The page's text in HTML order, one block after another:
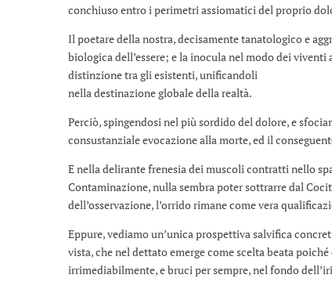
conchiuso entro i perimetri assiomatici del proprio
Il poetare della nostra, decisamente tanatologico e
biologica dell’essere; e la inocula nel modo dei
distinzione tra gli esistenti, unificandoli
nella destinazione globale della realtà.
Perciò, spingendosi nel più sordido del dolore, e
consustanziale evocazione alla morte, ed il
E nella delirante frenesia dei muscoli contratti nello
Contaminazione, nulla sembra poter sottrarre dal
dell’osservazione, l’orrido rimane come vera
Eppure, vediamo un’unica prospettiva salvifica
vista, che nel dettato emerge come scelta beata
irrimediabilmente, e bruci per sempre, nel fondo